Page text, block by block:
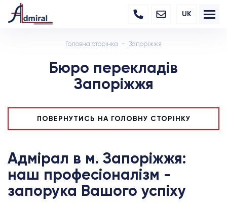
UK
Головна сторінка Запоріжжя
Бюро перекладів
Запоріжжя
ПОВЕРНУТИСЬ НА ГОЛОВНУ СТОРІНКУ
Адмірал в м. Запоріжжя:
наш професіоналізм -
запорука Вашого успіху